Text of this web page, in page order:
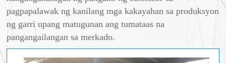
pagpapalawak ng kanilang mga kakayahan sa produksyon
ng garri upang matugunan ang tumataas na
pangangailangan sa merkado.